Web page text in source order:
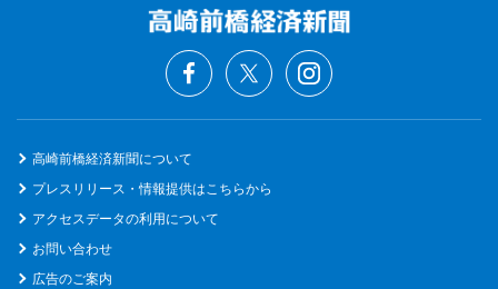
高崎前橋経済新聞について
プレスリリース・情報提供はこちらから
アクセスデータの利用について
お問い合わせ
広告のご案内